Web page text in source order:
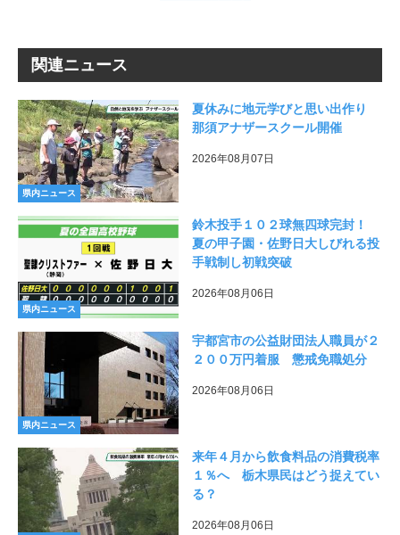
関連ニュース
県内ニュース
夏休みに地元学びと思い出作り
那須アナザースクール開催
2026年08月07日
県内ニュース
鈴木投手１０２球無四球完封！
夏の甲子園・佐野日大しびれる投
手戦制し初戦突破
2026年08月06日
県内ニュース
宇都宮市の公益財団法人職員が２
２００万円着服 懲戒免職処分
2026年08月06日
来年４月から飲食料品の消費税率
１％へ 栃木県民はどう捉えてい
る？
2026年08月06日